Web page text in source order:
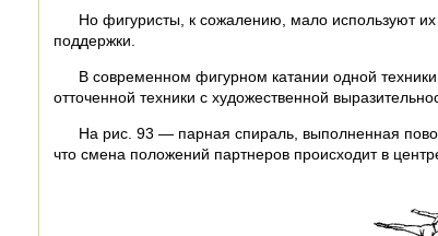
Но фигуристы, к сожалению, мало используют
поддержки.
В современном фигурном катании одной
отточенной техники с художественной
На рис. 93 — парная спираль, выполненная
что смена положений партнеров происходит в